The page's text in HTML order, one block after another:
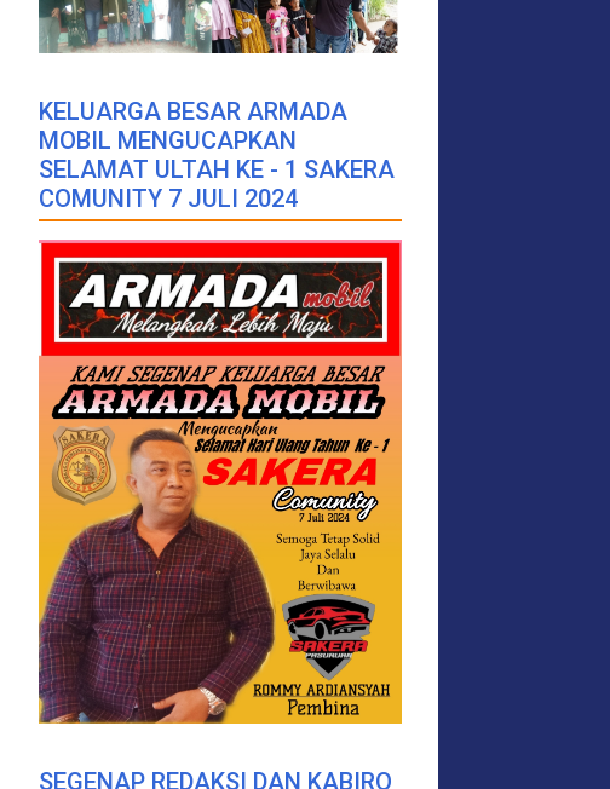
KELUARGA BESAR ARMADA
MOBIL MENGUCAPKAN
SELAMAT ULTAH KE - 1 SAKERA
COMUNITY 7 JULI 2024
SEGENAP REDAKSI DAN KABIRO